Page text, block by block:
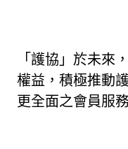
「護協」於未來
權益，積極推動
更全面之會員服